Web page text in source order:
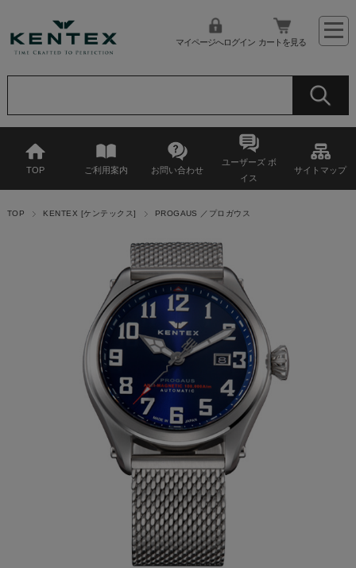
マイページへログイン カートを見る
TOP ご利用案内 お問い合わせ
ユーザーズ ボ
イス
サイトマップ
TOP KENTEX [ケンテックス] PROGAUS ／プロガウス